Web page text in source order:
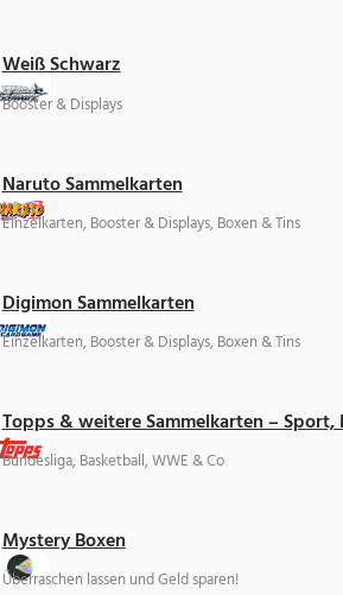
Weiß Schwarz
Booster & Displays
Naruto Sammelkarten
Einzelkarten, Booster & Displays, Boxen & Tins
Digimon Sammelkarten
Einzelkarten, Booster & Displays, Boxen & Tins
Topps & weitere Sammelkarten –
Bundesliga, Basketball, WWE & Co
Mystery Boxen
Überraschen lassen und Geld sparen!